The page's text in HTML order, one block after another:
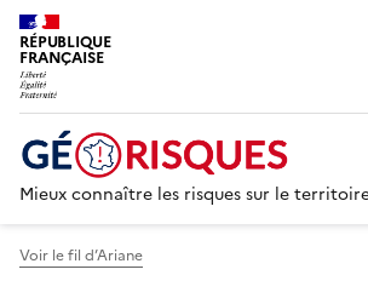
RÉPUBLIQUE
FRANÇAISE
Mieux connaître les risques sur le
Voir le fil d’Ariane